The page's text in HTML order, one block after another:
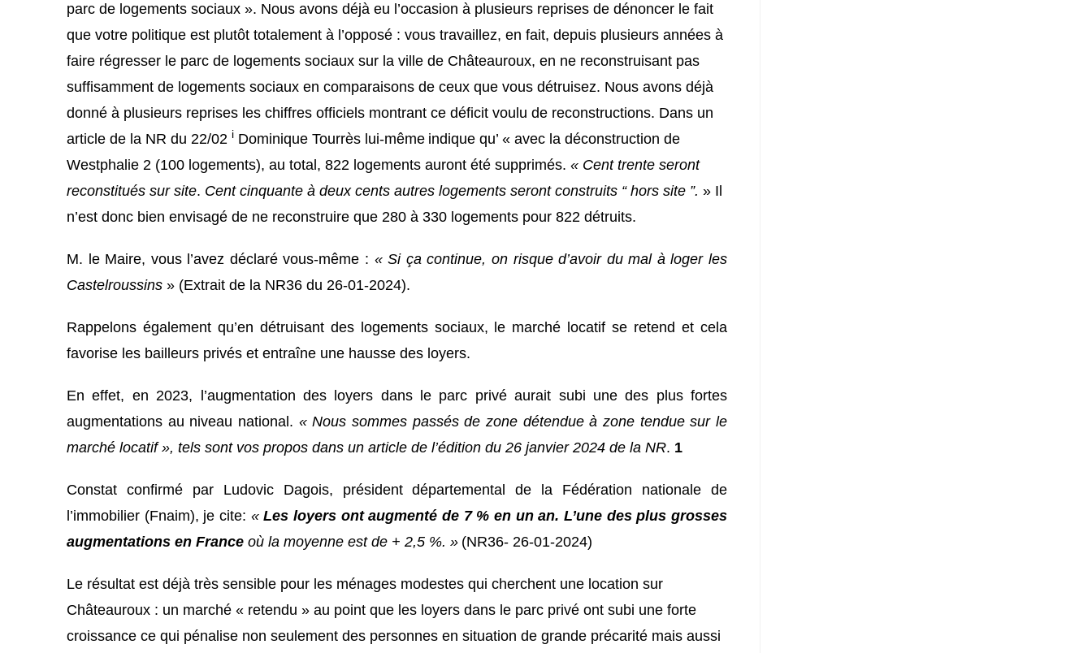
parc de logements sociaux ». Nous avons déjà eu l’occasion à plusieurs reprises de dénoncer le fait
que votre politique est plutôt totalement à l’opposé : vous travaillez, en fait, depuis plusieurs années à
faire régresser le parc de logements sociaux sur la ville de Châteauroux, en ne reconstruisant pas
suffisamment de logements sociaux en comparaisons de ceux que vous détruisez. Nous avons déjà
donné à plusieurs reprises les chiffres officiels montrant ce déficit voulu de reconstructions. Dans un
article de la NR du 22/02 i Dominique Tourrès lui-même indique qu’ « avec la déconstruction de
Westphalie 2 (100 logements), au total, 822 logements auront été supprimés. « Cent trente seront
reconstitués sur site. Cent cinquante à deux cents autres logements seront construits “ hors site ”. » Il
n’est donc bien envisagé de ne reconstruire que 280 à 330 logements pour 822 détruits.
M. le Maire, vous l’avez déclaré vous-même : « Si ça continue, on risque d’avoir du mal à loger les
Castelroussins » (Extrait de la NR36 du 26-01-2024).
Rappelons également qu’en détruisant des logements sociaux, le marché locatif se retend et cela
favorise les bailleurs privés et entraîne une hausse des loyers.
En effet, en 2023, l’augmentation des loyers dans le parc privé aurait subi une des plus fortes
augmentations au niveau national. « Nous sommes passés de zone détendue à zone tendue sur le
marché locatif », tels sont vos propos dans un article de l’édition du 26 janvier 2024 de la NR. 1
Constat confirmé par Ludovic Dagois, président départemental de la Fédération nationale de
l’immobilier (Fnaim), je cite: «Les loyers ont augmenté de 7 % en un an. L’une des plus grosses
augmentations en France où la moyenne est de + 2,5 %. » (NR36- 26-01-2024)
Le résultat est déjà très sensible pour les ménages modestes qui cherchent une location sur
Châteauroux : un marché « retendu » au point que les loyers dans le parc privé ont subi une forte
croissance ce qui pénalise non seulement des personnes en situation de grande précarité mais aussi